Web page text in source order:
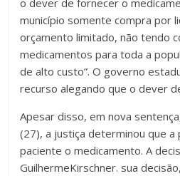
o dever de fornecer o
município somente compra por
orçamento limitado, não tendo
medicamentos para toda a
de alto custo”. O governo
recurso alegando que o dever
Apesar disso, em nova
(27), a justiça determinou que
paciente o medicamento. A
GuilhermeKirschner. sua